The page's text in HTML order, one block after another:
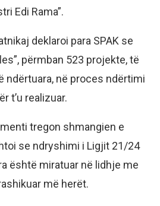
Edi Rama”.
deklaroi para SPAK se
përmban 523 projekte, të
ndërtuara, në proces ndërtimi
t’u realizuar.
tregon shmangien e
se ndryshimi i Ligjit 21/24
është miratuar në lidhje me
më herët.